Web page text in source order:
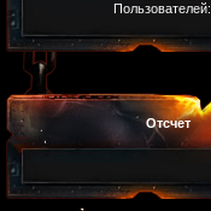
Пользователей:
Отсчет